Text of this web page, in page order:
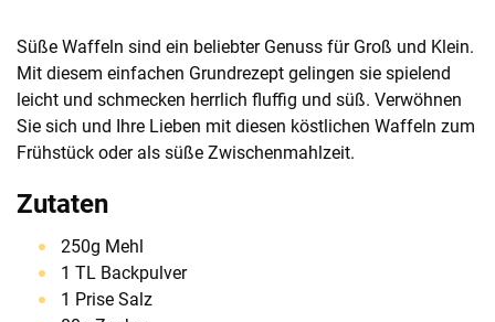
Süße Waffeln sind ein beliebter Genuss für Groß und Klein.
Mit diesem einfachen Grundrezept gelingen sie spielend
leicht und schmecken herrlich fluffig und süß. Verwöhnen
Sie sich und Ihre Lieben mit diesen köstlichen Waffeln zum
Frühstück oder als süße Zwischenmahlzeit.
Zutaten
250g Mehl
1 TL Backpulver
1 Prise Salz